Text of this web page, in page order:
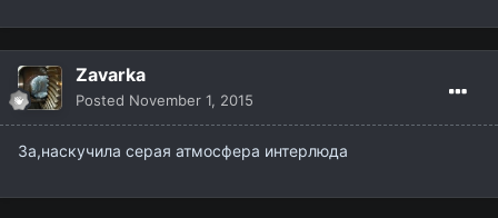
Zavarka
Posted November 1, 2015
За,наскучила серая атмосфера интерлюда